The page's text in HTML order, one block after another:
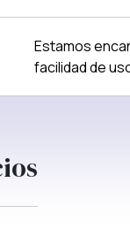
Estamos
facilidad de